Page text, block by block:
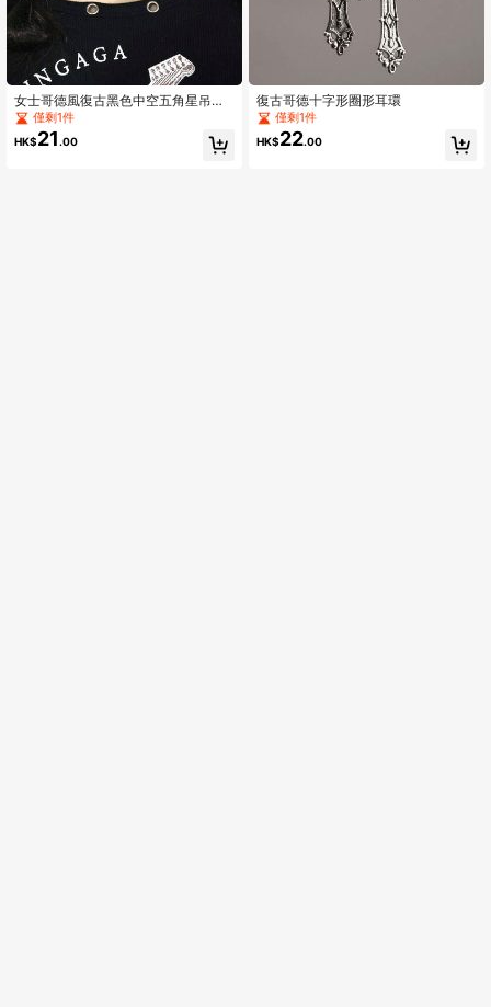
女士哥德風復古黑色中空五角星吊墜
項鍊僅剩1件
HK$21 .00
復古哥德十字形圈形耳環
僅剩1件
HK$22.00